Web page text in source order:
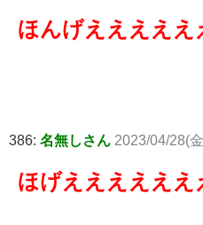
ほんげえええええ
386: 名無しさん 2023/04/28(
ほげええええええ